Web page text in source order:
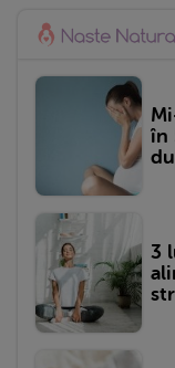
în
3